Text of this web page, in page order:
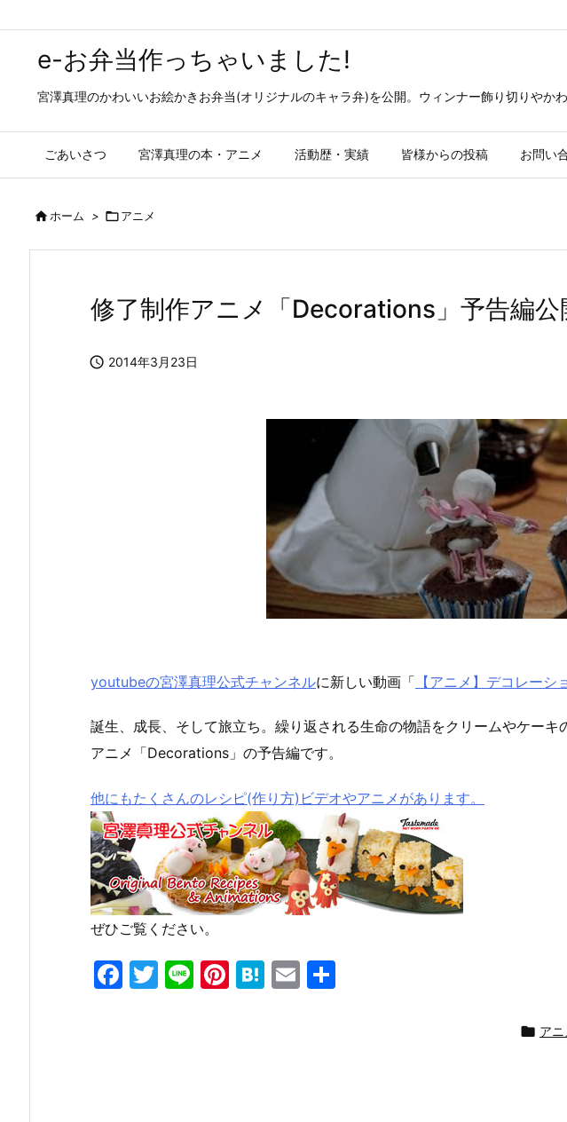
e-お弁当作っちゃいました!
宮澤真理のかわいいお絵かきお弁当(オリジナルのキャラ弁)を公開。ウィンナー飾り切りやか
ごあいさつ 宮澤真理の本・アニメ 活動歴・実績 皆様からの投稿 お問い
ホーム > アニメ
修了制作アニメ「Decorations」予告編公
 2014年3月23日
youtubeの宮澤真理公式チャンネルに新しい動画「 【アニメ】デコレーシ
誕生、成長、そして旅立ち。繰り返される生命の物語をクリームやケーキ
アニメ「Decorations」の予告編です。
他にもたくさんのレシピ(作り方)ビデオやアニメがあります。
ぜひご覧ください。
F
T
Li Pi H
E
 アニ